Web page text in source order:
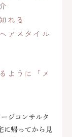
れる
アスタイル
ように「メ
ジコンサルタ
に帰ってから見